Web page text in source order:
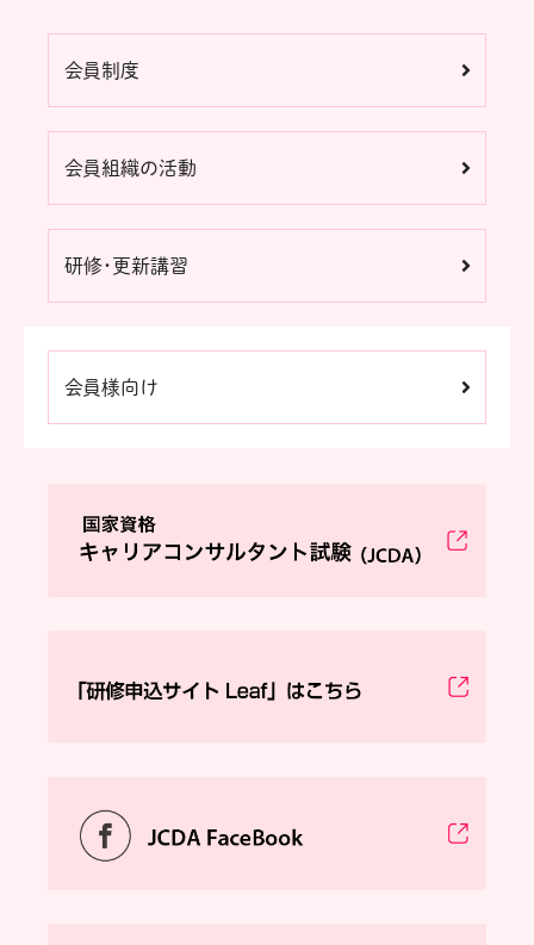
会員制度
会員組織の活動
研修・更新講習
会員様向け